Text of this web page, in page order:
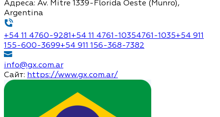
Адреса: Av. Mitre 1339-Florida Oeste (Munro),
Argentina
+54 11 4760-9281+54 11 4761-10354761-1035+54 911
155-600-3699+54 911 156-368-7382
info@gx.com.ar
Сайт: https://www.gx.com.ar/